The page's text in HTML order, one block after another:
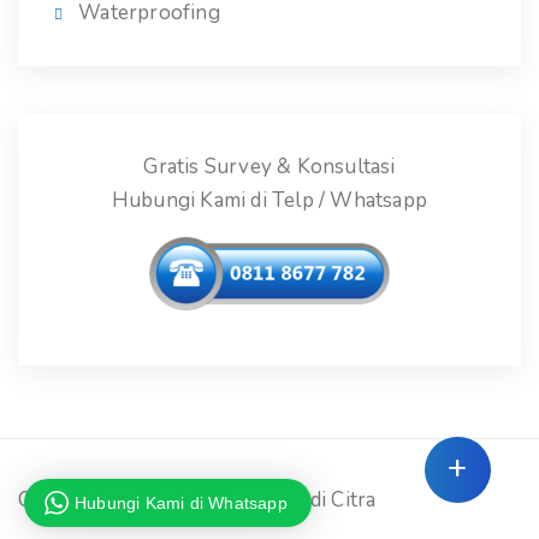
Waterproofing
Gratis Survey & Konsultasi
Hubungi Kami di Telp / Whatsapp
Copyright © 2026 - PT. Bumi Adi Citra
+
Hubungi Kami di Whatsapp